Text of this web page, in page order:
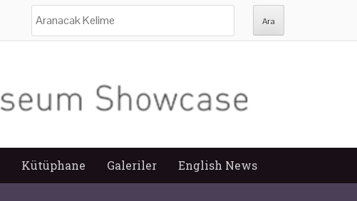
Kütüphane Galeriler English News